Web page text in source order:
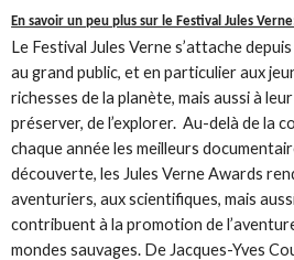
En savoir un peu plus sur le Festival Jules
Le Festival Jules Verne s’attache
au grand public, et en particulier aux
richesses de la planète, mais aussi à
préserver, de l’explorer. Au-delà de la
chaque année les meilleurs
découverte, les Jules Verne Awards
aventuriers, aux scientifiques, mais
contribuent à la promotion de
mondes sauvages. De Jacques-Yves